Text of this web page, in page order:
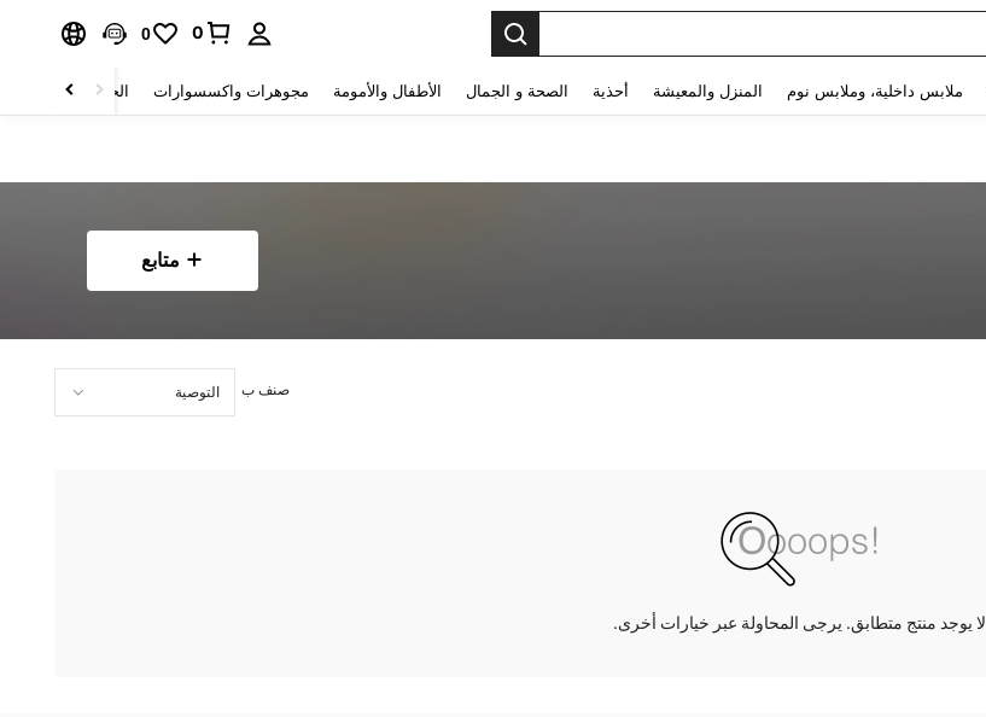
0
0
ملابس داخلية، وملابس نوم المنزل والمعيشة أحذية الصحة و الجمال الأطفال والأمومة مجوهرات واكسسوارات الحقائب والأمتعة
متابع
صنف ب
لا يوجد منتج متطابق. يرجى المحاولة عبر خيارات أخرى.